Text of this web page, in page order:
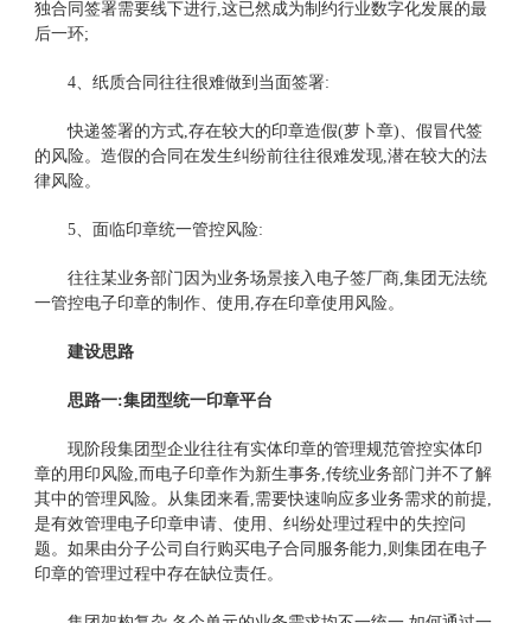
独合同签署需要线下进行,这已然成为制约行业数字化发展的最
后一环;
4、纸质合同往往很难做到当面签署:
快递签署的方式,存在较大的印章造假(萝卜章)、假冒代签
的风险。造假的合同在发生纠纷前往往很难发现,潜在较大的法
律风险。
5、面临印章统一管控风险:
往往某业务部门因为业务场景接入电子签厂商,集团无法统
一管控电子印章的制作、使用,存在印章使用风险。
建设思路
思路一:集团型统一印章平台
现阶段集团型企业往往有实体印章的管理规范管控实体印
章的用印风险,而电子印章作为新生事务,传统业务部门并不了解
其中的管理风险。从集团来看,需要快速响应多业务需求的前提,
是有效管理电子印章申请、使用、纠纷处理过程中的失控问
题。如果由分子公司自行购买电子合同服务能力,则集团在电子
印章的管理过程中存在缺位责任。